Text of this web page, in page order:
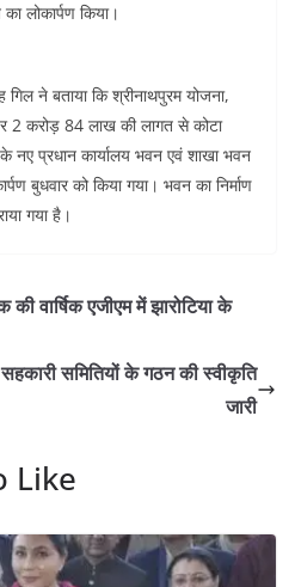
लोकार्पण किया।
ने बताया कि श्रीनाथपुरम योजना,
करोड़ 84 लाख की लागत से कोटा
प्रधान कार्यालय भवन एवं शाखा भवन
बुधवार को किया गया। भवन का निर्माण
गया है।
वार्षिक एजीएम में झारोटिया के
सहकारी समितियों के गठन की स्वीकृति
जारी
Like